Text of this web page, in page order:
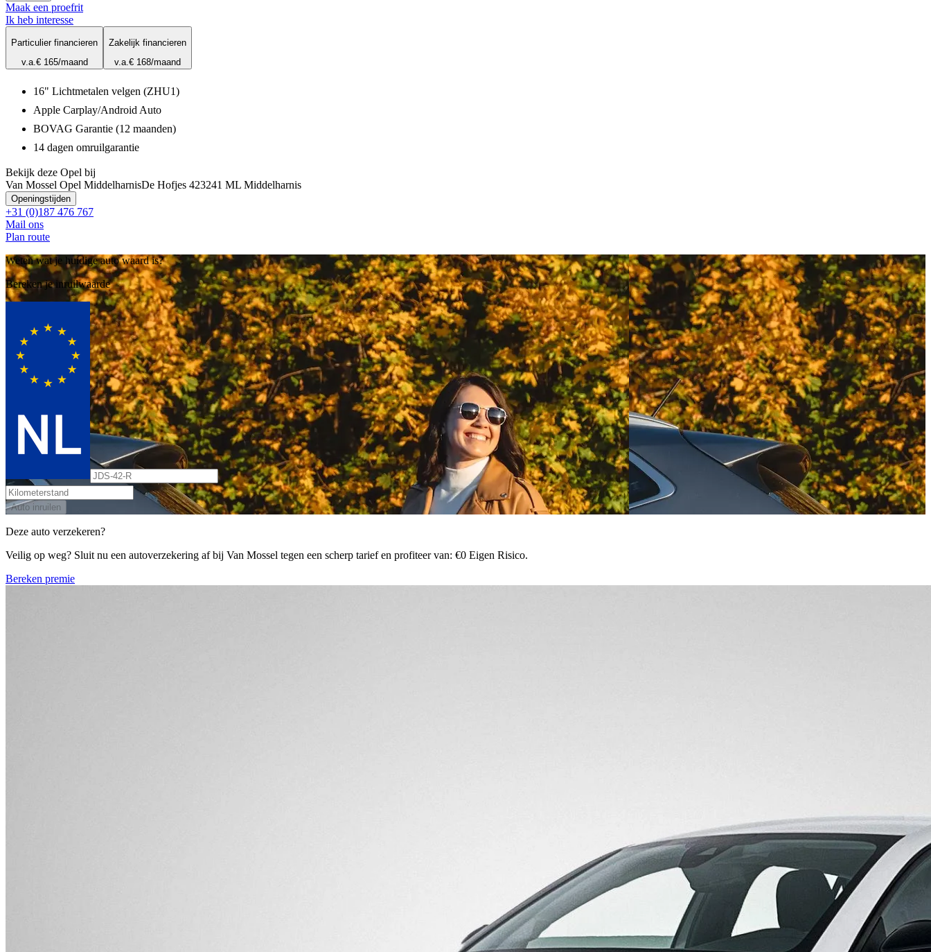
Maak een proefrit
Ik heb interesse
Particulier financieren
v.a.€ 165/maand
Zakelijk financieren
v.a.€ 168/maand
16" Lichtmetalen velgen (ZHU1)
Apple Carplay/Android Auto
BOVAG Garantie (12 maanden)
14 dagen omruilgarantie
Bekijk deze Opel bij
Van Mossel Opel MiddelharnisDe Hofjes 423241 ML Middelharnis
Openingstijden
+31 (0)187 476 767
Mail ons
Plan route
Weten wat je huidige auto waard is?
Bereken je inruilwaarde
Auto inruilen
Deze auto verzekeren?
Veilig op weg? Sluit nu een autoverzekering af bij Van Mossel tegen een scherp tarief en profiteer van: €0 Eigen Risico.
Bereken premie